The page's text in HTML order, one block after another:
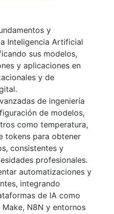
y
Inteligencia Artificial
sus modelos,
y aplicaciones en
y de
de ingeniería
de modelos,
como temperatura,
tokens para obtener
consistentes y
profesionales.
automatizaciones y
integrando
de IA como
Make, N8N y entornos